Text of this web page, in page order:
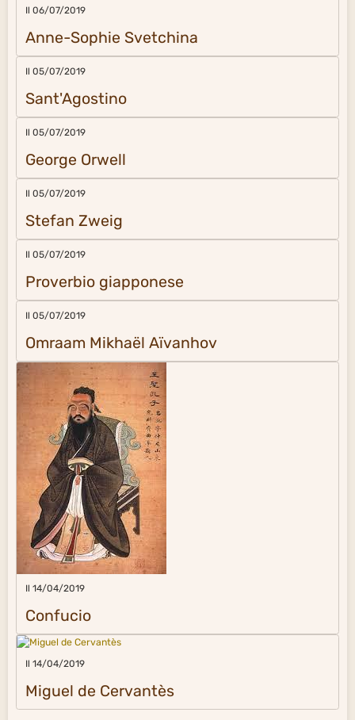
Il 06/07/2019
Anne-Sophie Svetchina
Il 05/07/2019
Sant'Agostino
Il 05/07/2019
George Orwell
Il 05/07/2019
Stefan Zweig
Il 05/07/2019
Proverbio giapponese
Il 05/07/2019
Omraam Mikhaël Aïvanhov
Il 14/04/2019
Confucio
Il 14/04/2019
Miguel de Cervantès